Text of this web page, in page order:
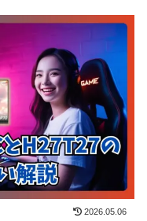
2026.05.06